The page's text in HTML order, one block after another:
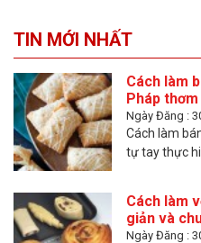
TIN MỚI NHẤT
Cách làm
Pháp
Ngày Đăng :
Cách làm
tự tay thực
Cách làm
giản và
Ngày Đăng :